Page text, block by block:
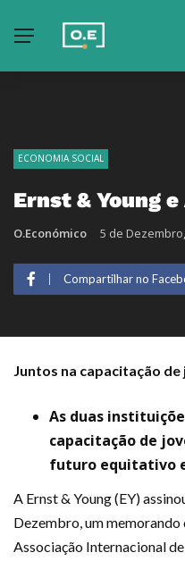
ECONOMIA SOCIAL
Ernst & Young e
O.Económico 5 de
Compartilhar no
Juntos na capacitação de
As duas
capacitação de
futuro equitativo
A Ernst & Young (EY)
Dezembro, um memorando
Associação Internacional